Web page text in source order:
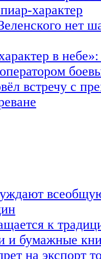
характер
нет
в
встречу с
к
и бумажные
на экспорт